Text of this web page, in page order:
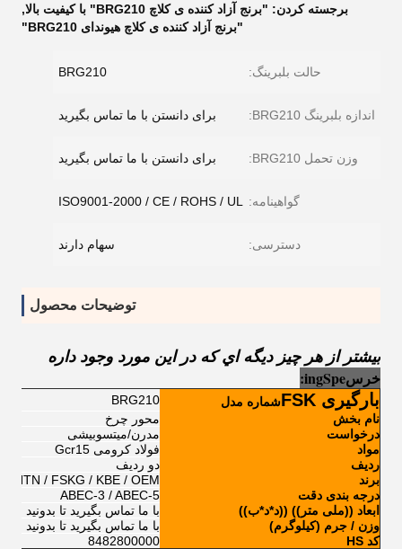
برجسته کردن: "برنج آزاد کننده ی کلاچ BRG210" با کیفیت بالا
,
"برنج آزاد کننده ی کلاچ هیوندای BRG210"
حالت بلبرینگ: BRG210
اندازه بلبرینگ BRG210: برای دانستن با ما تماس بگیرید
وزن تحمل BRG210: برای دانستن با ما تماس بگیرید
گواهینامه: ISO9001-2000 / CE / ROHS / UL
دسترسی: سهام دارند
توضیحات محصول
بيشتر از هر چيز ديگه اي که در اين مورد وجود داره
خرس ingSpe
:
بارگیری FSK شماره مدل
BRG210
نام بخش
محور چرخ
درخواست
مدرن/میتسوبیشی
مواد
فولاد کرومی Gcr15
ردیف
دو ردیف
برند
/ NTN / FSKG / KBE / OEM
درجه بندی دقت
ABEC-3 / ABEC-5
ابعاد ((ملی متر)) ((د*د*ب))
با ما تماس بگيريد تا بدونيد
وزن / جرم (کیلوگرم)
با ما تماس بگيريد تا بدونيد
کد HS
8482800000